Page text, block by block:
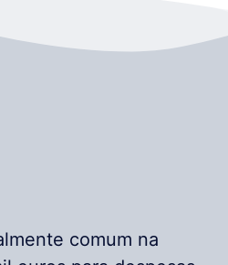
comum na